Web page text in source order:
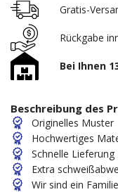
Gratis-
Rückgabe
Bei Ihnen
Beschreibung des
Originelles Muster
Hochwertiges
Schnelle Lieferung
Extra
Wir sind ein